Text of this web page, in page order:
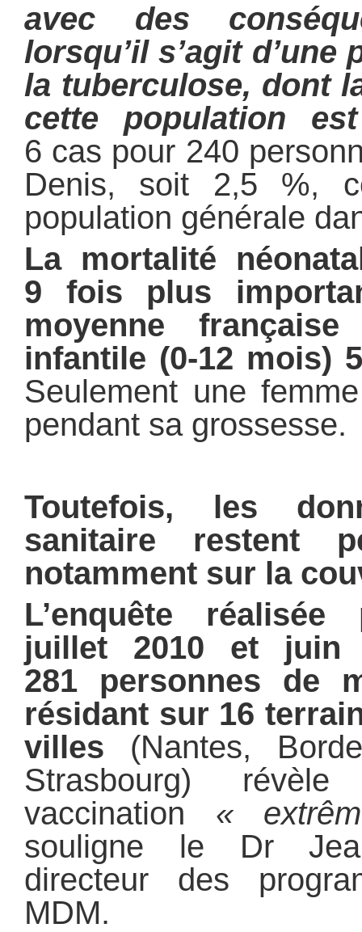
avec des
lorsqu’il s’agit
la tuberculose, dont
cette population
6 cas pour 240
Denis, soit 2,5 %,
population générale
La mortalité
9 fois plus
moyenne
infantile (0-12 mois)
Seulement une
pendant sa grossesse.
Toutefois, les
sanitaire restent
notamment sur la
L’enquête
juillet 2010 et juin
281 personnes de
résidant sur 16
villes (Nantes,
Strasbourg)
vaccination «
souligne le Dr
directeur des
MDM.